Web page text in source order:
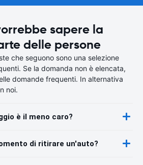
sapere la
delle persone
che seguono sono una selezione
Se la domanda non è elencata,
domande frequenti. In alternativa
noi.
è il meno caro?
di ritirare un'auto?